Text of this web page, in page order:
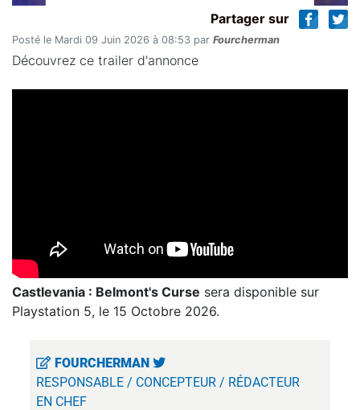
Partager sur
Posté le Mardi 09 Juin 2026 à 08:53 par Fourcherman
Découvrez ce trailer d'annonce
Castlevania : Belmont's Curse sera disponible sur
Playstation 5, le 15 Octobre 2026.
FOURCHERMAN
RESPONSABLE / CONCEPTEUR / RÉDACTEUR
EN CHEF